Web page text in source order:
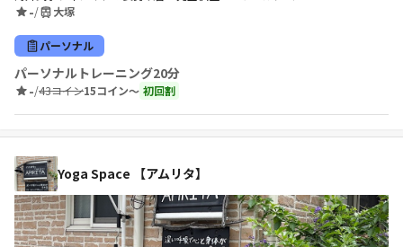
-/ 大塚
パーソナル
パーソナルトレーニング20分
-/43コイン15コイン〜 初回割
Yoga Space 【アムリタ】